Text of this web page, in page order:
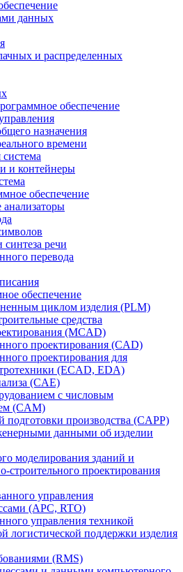
данных
и распределенных
обеспечение
назначения
времени
и контейнеры
обеспечение
синтеза речи
перевода
обеспечение
циклом изделия (PLM)
средства
(MCAD)
проектирования (CAD)
проектирования для
(ECAD, EDA)
(CAE)
с числовым
(CAM)
подготовки производства (CAPP)
данными об изделии
моделирования зданий и
строительного проектирования
управления
(APC, RTO)
управления техникой
логистической поддержки изделия
(RMS)